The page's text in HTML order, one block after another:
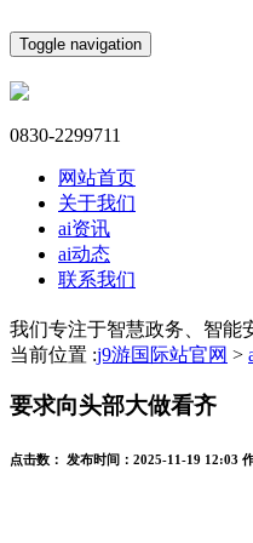
Toggle navigation
0830-2299711
网站首页
关于我们
ai资讯
ai动态
联系我们
我们专注于智慧政务、智能
当前位置 :j9游国际站官网 >
要求向头部大做看齐
点击数： 发布时间： 2025-11-19 12:03